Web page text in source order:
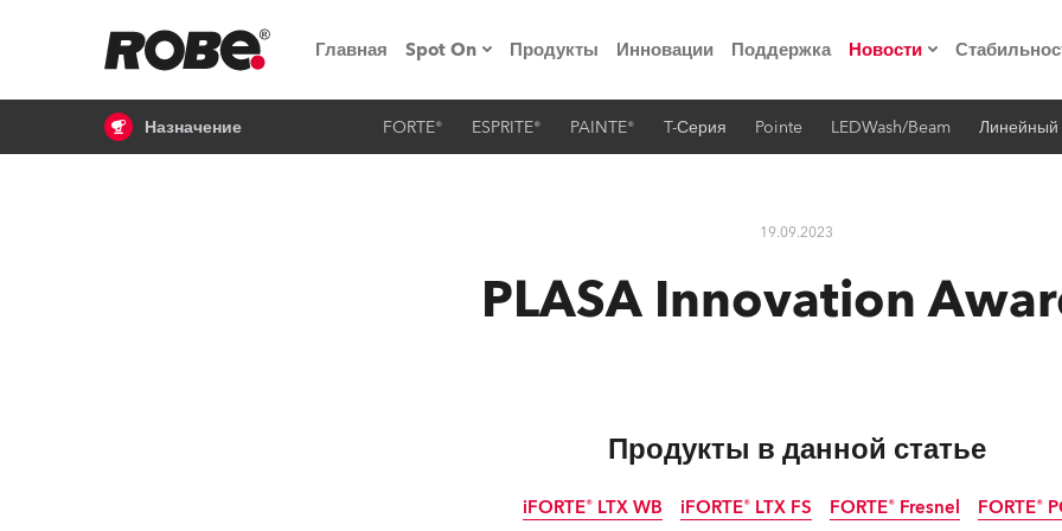
Главная Spot On
Мероприятия
RoboSpot
«Кладовая технологий» Robe
Продукты Инновации Поддержка Новости
Пресс-релизы
Назначение FORTE® ESPRITE® PAINTE® T-Серия Pointe LEDWash/Beam Линейный
19.09.2023
PLASA Innovation
Продукты в данной статье
iFORTE® LTX WB iFORTE® LTX FS FORTE® Fresnel FORTE®